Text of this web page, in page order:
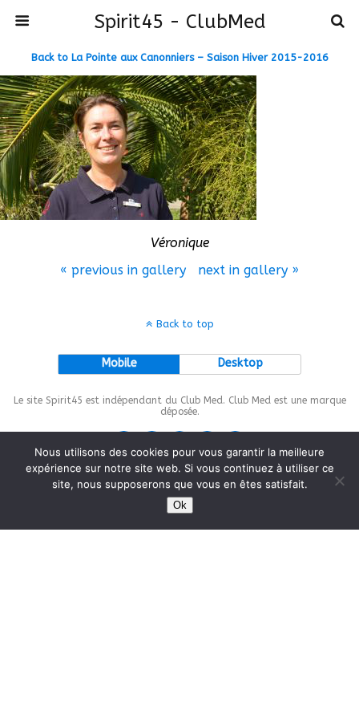
Spirit45 - ClubMed
Back to La Pointe aux Canonniers – Saison Hiver 2015-2016
Véronique
« previous in gallery
next in gallery »
Back to top
Mobile Desktop
Le site Spirit45 est indépendant du Club Med. Club Med est une marque
déposée.
This site is protected bywp-copyrightpro.com
Nous utilisons des cookies pour vous garantir la meilleure
expérience sur notre site web. Si vous continuez à utiliser ce
site, nous supposerons que vous en êtes satisfait.
Ok